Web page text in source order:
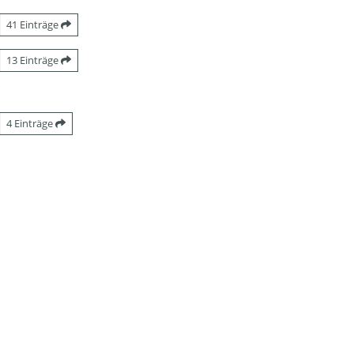
41 Einträge
13 Einträge
4 Einträge